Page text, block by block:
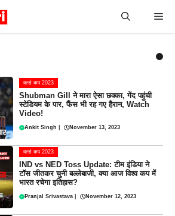
वर्ल्ड कप 2023
Shubman Gill ने मारा ऐसा छक्का, गेंद पहुंची
स्टेडियम के पार, फैंस भी रह गए हैरान, Watch
Video!
Ankit Singh November 13, 2023
वर्ल्ड कप 2023
IND vs NED Toss Update: टीम इंडिया ने
टॉस जीतकर चुनी बल्लेबाजी, क्या आज विश्व कप में
भारत रचेगा इतिहास?
Pranjal Srivastava November 12, 2023